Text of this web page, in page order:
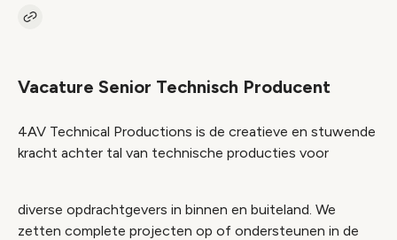
Kopieer link naar vacature
Vacature Senior Technisch Producent
4AV Technical Productions is de creatieve en stuwende
kracht achter tal van technische producties voor
diverse opdrachtgevers in binnen en buiteland. We
zetten complete projecten op of ondersteunen in de